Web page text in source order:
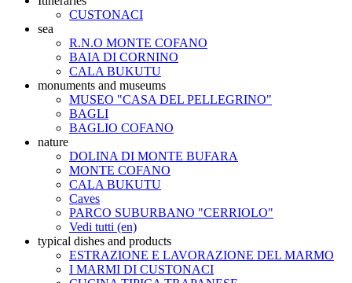
CUSTONACI
sea
R.N.O MONTE COFANO
BAIA DI CORNINO
CALA BUKUTU
monuments and museums
MUSEO "CASA DEL PELLEGRINO"
BAGLI
BAGLIO COFANO
nature
DOLINA DI MONTE BUFARA
MONTE COFANO
CALA BUKUTU
Caves
PARCO SUBURBANO "CERRIOLO"
Vedi tutti (en)
typical dishes and products
ESTRAZIONE E LAVORAZIONE DEL MARMO
I MARMI DI CUSTONACI